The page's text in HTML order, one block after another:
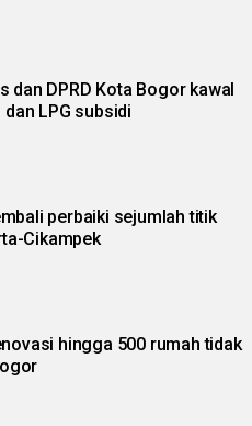
dan DPRD Kota Bogor kawal
LPG subsidi
perbaiki sejumlah titik
Cikampek
hingga 500 rumah tidak